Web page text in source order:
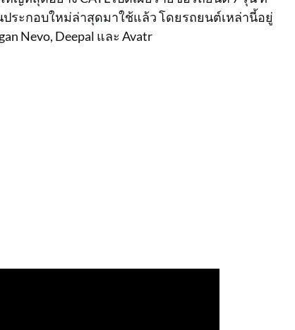
ประกอบใหม่ล่าสุดมาใช้แล้ว โดยรถยนต์เหล่านี้อยู่
Nevo, Deepal และ Avatr